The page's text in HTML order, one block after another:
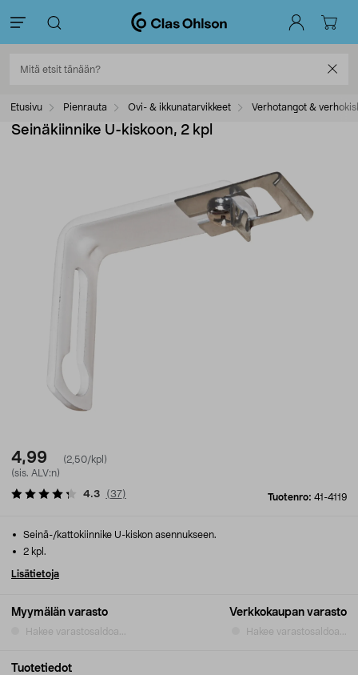
Etusivu Pienrauta Ovi- & ikkunatarvikkeet Verhotangot &
Seinäkiinnike U-kiskoon, 2 kpl
4,99
(2,50/kpl)
(sis. ALV:n)
Tuotenro: 41-4119
4.3 (37)
Myymälän varasto
Hakee varastosaldoa...
Verkkokaupan varasto
Hakee varastosaldoa...
Seinä-/kattokiinnike U-kiskon asennukseen.
2 kpl.
Lisätietoja
Tuotetiedot